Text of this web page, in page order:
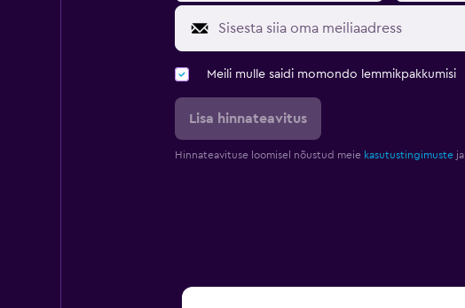
Meili mulle saidi momondo lemmikpakkumisi
Lisa hinnateavitus
Hinnateavituse loomisel nõustud meie kasutustingimusteja